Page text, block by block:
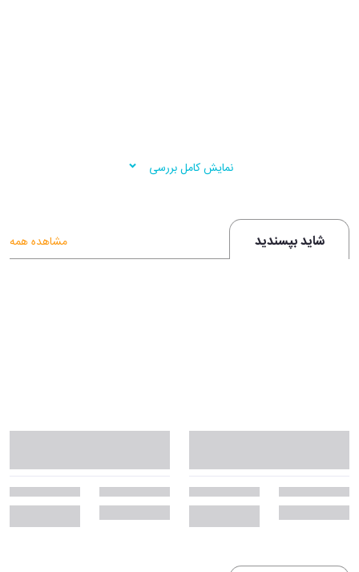
نمایش کامل بررسی
شاید بپسندید مشاهده همه